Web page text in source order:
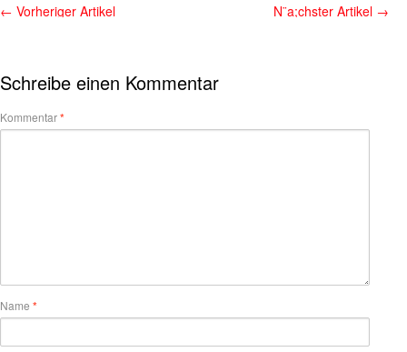
← Vorheriger Artikel N¨a;chster Artikel →
Schreibe einen Kommentar
Kommentar*
Name *